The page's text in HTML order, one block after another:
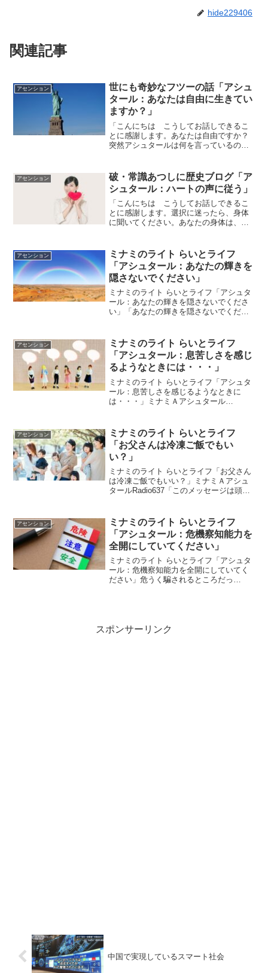
hide229406
関連記事
アセンション
世にも奇妙なフツーの話「アシュ
タール：あなたは自由に生きてい
ますか？」
「こんにちは こうしてお話しできるこ
とに感謝します。あなたは自由ですか？
突然アシュタールは何を言っているので
か？そしてそもそも自由とはどういうこ
とでしょうか？
アセンション
破・常識あつしに歴史ブログ「ア
シュタール：ハートの声に従う」
「こんにちは こうしてお話しできるこ
とに感謝します。選択に迷ったら、身体
に聞いてください。あなたの身体は、あ
ることと違うことがあります。そういう
時は、どちらを選べばいいかわからなく
なります。右の道を行くか、左の道を行
くか・・・
アセンション
ミナミのライト らいとライフ
「アシュタール：あなたの輝きを
隠さないでください」
ミナミのライト らいとライフ「アシュタ
ール：あなたの輝きを隠さないでくださ
い」「あなたの輝きを隠さないでくださ
＾「こんにちは こうしてお話できるこ
とに感謝します。あな...
アセンション
ミナミのライト らいとライフ
「アシュタール：息苦しさを感じ
るようなときには・・・」
ミナミのライト らいとライフ「アシュタ
ール：息苦しさを感じるようなときに
は・・・」ミナミＡアシュタール
中で･･･ 」vol.1402 「５次元領域の渋...
アセンション
ミナミのライト らいとライフ
「お父さんは冷凍ご飯でもい
い？」
ミナミのライト らいとライフ「お父さん
は冷凍ご飯でもいい？」ミナミＡアシュ
タールRadio637「このメッセージは頭で
ください」vol.1296 「このメッセ...
アセンション
ミナミのライト らいとライフ
「アシュタール：危機察知能力を
全開にしていてください」
ミナミのライト らいとライフ「アシュタ
ール：危機察知能力を全開にしていてく
ださい」危うく騙されるところだっ
スポンサーリンク
中国で実現しているスマート社会